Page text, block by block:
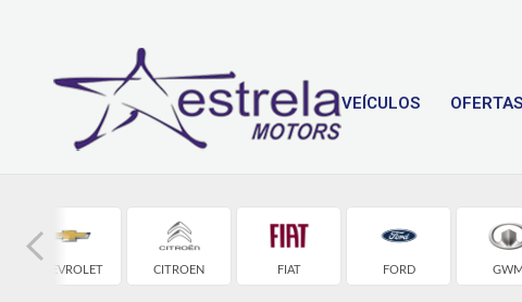
VEÍCULOS
CHEVROLET CITROEN FIAT FORD GWM